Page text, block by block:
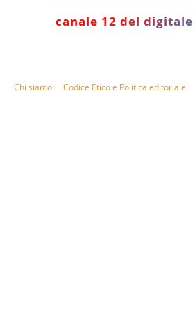
canale 12 del
Chi siamo Codice Etico e Politica editoriale